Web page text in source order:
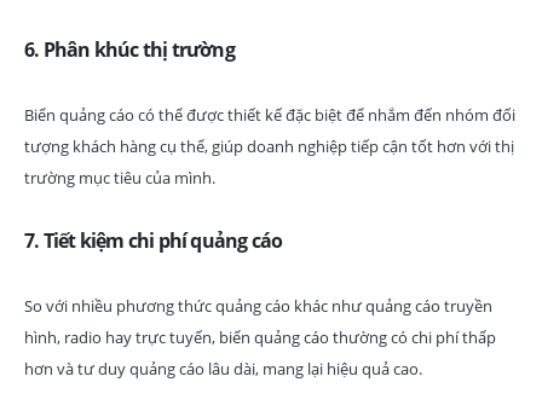
6. Phân khúc thị trường
Biển quảng cáo có thể được thiết kế đặc biệt để nhắm đến nhóm đối
tượng khách hàng cụ thể, giúp doanh nghiệp tiếp cận tốt hơn với thị
trường mục tiêu của mình.
7.Tiết kiệm chi phí quảng cáo
So với nhiều phương thức quảng cáo khác như quảng cáo truyền
hình, radio hay trực tuyến, biển quảng cáo thường có chi phí thấp
hơn và tư duy quảng cáo lâu dài, mang lại hiệu quả cao.